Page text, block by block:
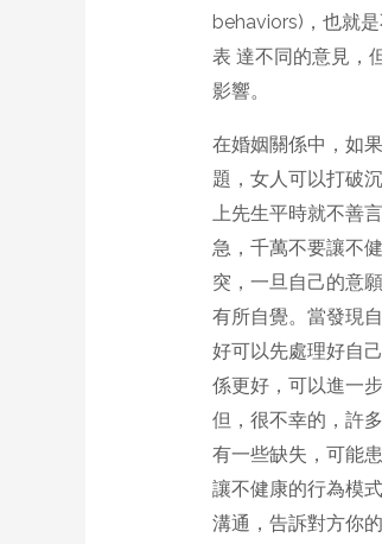
behaviors)，也就
表 達不同的意見，
影響。
在婚姻關係中，如
題，女人可以打破
上先生平時就不善
急，千萬不要讓不
突，一旦自己的意
有所自覺。當發現
好可以先處理好自
係更好，可以進一
但，很不幸的，許
有一些缺失，可能
讓不健康的行為模
溝通，告訴對方你